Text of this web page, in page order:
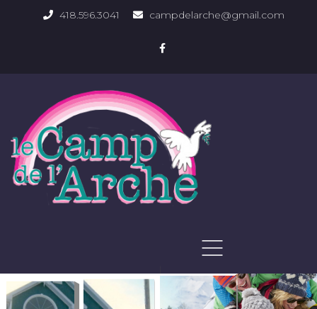
418.596.3041 campdelarche@gmail.com
PHOTOS DU DOMAINE